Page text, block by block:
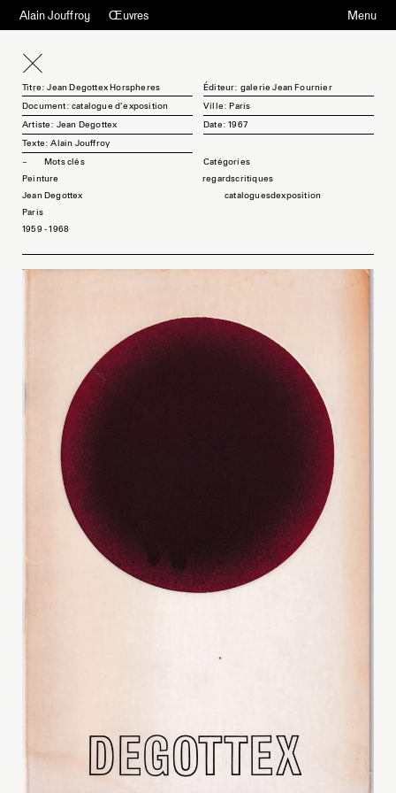
Alain Jouffroy Œuvres Menu
Titre: Jean Degottex Horspheres
Éditeur: galerie Jean Fournier
Document: catalogue d'exposition
Ville: Paris
Artiste: Jean Degottex
Date: 1967
Texte: Alain Jouffroy
Mots clés
Peinture
Jean Degottex
Paris
1959 - 1968
regardscritiques
cataloguesdexposition